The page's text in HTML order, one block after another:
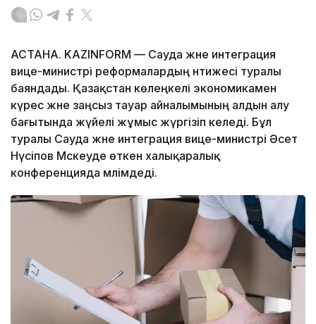
АСТАНА. KAZINFORM — Сауда және интеграция
вице-министрі реформалардың нәтижесі туралы
баяндады. Қазақстан көлеңкелі экономикамен
күрес және заңсыз тауар айналымының алдын алу
бағытында жүйелі жұмыс жүргізіп келеді. Бұл
туралы Сауда және интеграция вице-министрі Әсет
Нүсіпов Мәскеуде өткен халықаралық
конференцияда мәлімдеді.